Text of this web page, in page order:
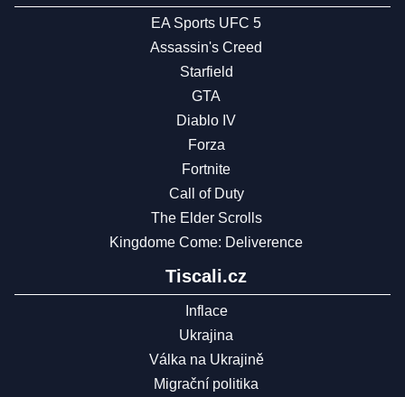
EA Sports UFC 5
Assassin's Creed
Starfield
GTA
Diablo IV
Forza
Fortnite
Call of Duty
The Elder Scrolls
Kingdome Come: Deliverence
Tiscali.cz
Inflace
Ukrajina
Válka na Ukrajině
Migrační politika